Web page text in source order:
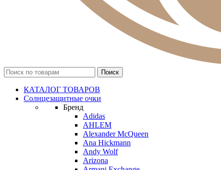
КАТАЛОГ ТОВАРОВ
Солнцезащитные очки
Бренд
Adidas
AHLEM
Alexander McQueen
Ana Hickmann
Andy Wolf
Arizona